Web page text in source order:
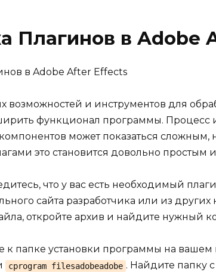
Плагинов в Adobe
возможностей и инструментов для
функционал программы. Процесс
может показаться сложным,
это становится довольно простым
что у вас есть необходимый
сайта разработчика или из
откройте архив и найдите нужный
к папке установки программы на
cprogram filesadobeadobe . Найдите папку